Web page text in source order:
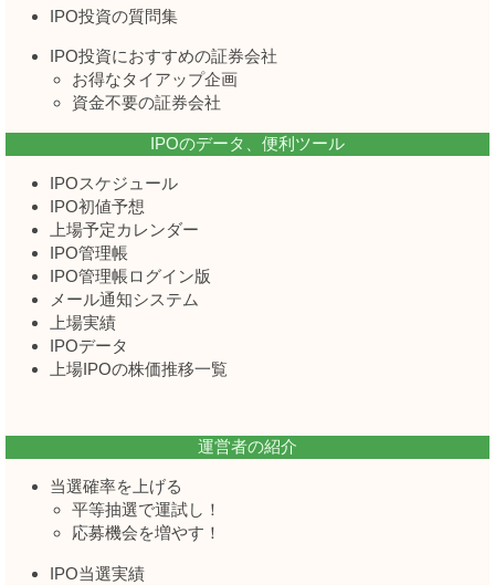
IPO投資の質問集
IPO投資におすすめの証券会社
お得なタイアップ企画
資金不要の証券会社
IPOのデータ、便利ツール
IPOスケジュール
IPO初値予想
上場予定カレンダー
IPO管理帳
IPO管理帳ログイン版
メール通知システム
上場実績
IPOデータ
上場IPOの株価推移一覧
運営者の紹介
当選確率を上げる
平等抽選で運試し！
応募機会を増やす！
IPO当選実績